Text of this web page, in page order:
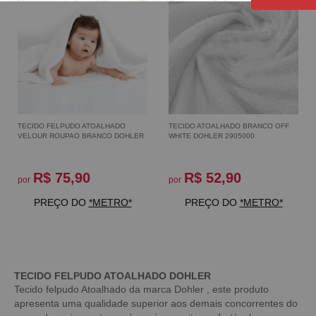
TECIDO FELPUDO ATOALHADO
VELOUR ROUPAO BRANCO DOHLER
por R$ 75,90
PREÇO DO *METRO*
TECIDO ATOALHADO BRANCO OFF
WHITE DOHLER 2905000
por R$ 52,90
PREÇO DO *METRO*
TECIDO FELPUDO ATOALHADO DOHLER
Tecido felpudo Atoalhado da marca Dohler , este produto
apresenta uma qualidade superior aos demais concorrentes do